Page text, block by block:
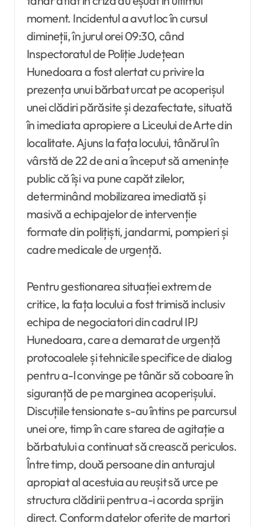
moment. Incidentul a avut loc în cursul
dimineții, în jurul orei 09:30, când
Inspectoratul de Poliție Județean
Hunedoara a fost alertat cu privire la
prezența unui bărbat urcat pe acoperișul
unei clădiri părăsite și dezafectate, situată
în imediata apropiere a Liceului de Arte din
localitate. Ajuns la fața locului, tânărul în
vârstă de 22 de ani a început să amenințe
public că își va pune capăt zilelor,
determinând mobilizarea imediată și
masivă a echipajelor de intervenție
formate din polițiști, jandarmi, pompieri și
cadre medicale de urgență.
Pentru gestionarea situației extrem de
critice, la fața locului a fost trimisă inclusiv
echipa de negociatori din cadrul IPJ
Hunedoara, care a demarat de urgență
protocoalele și tehnicile specifice de dialog
pentru a-l convinge pe tânăr să coboare în
siguranță de pe marginea acoperișului.
Discuțiile tensionate s-au întins pe parcursul
unei ore, timp în care starea de agitație a
bărbatului a continuat să crească periculos.
Între timp, două persoane din anturajul
apropiat al acestuia au reușit să urce pe
structura clădirii pentru a-i acorda sprijin
direct. Conform datelor oferite de martori